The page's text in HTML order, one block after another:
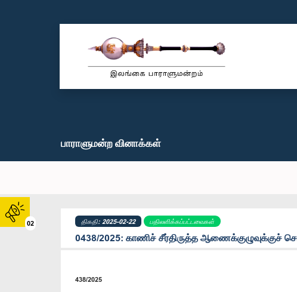
02
பாராளுமன்ற வினாக்கள்
திகதி: 2025-02-22 பதிலளிக்கப்பட்டவைகள்
0438/2025: காணிச் சீர்திருத்த ஆணைக்குழுவுக்குச்
438/2025